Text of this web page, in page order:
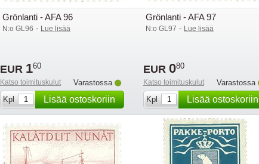
Grönlanti - AFA 96
N:o GL96 - Lue lisää
EUR 160
Katso toimituskulut
Varastossa
Kpl
Lisää ostoskoriin
Grönlanti - AFA 97
N:o GL97 - Lue lisää
EUR 080
Katso toimituskulut
Varastossa
Kpl
Lisää ostoskoriin